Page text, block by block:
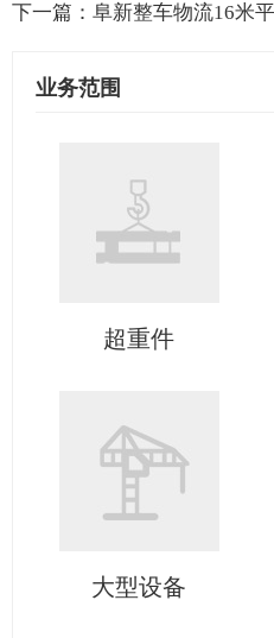
下一篇： 阜新整车物流16米
业务范围
超重件
大型设备